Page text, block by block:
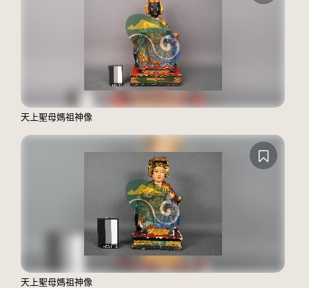
天上聖母媽祖神像
天上聖母媽祖神像